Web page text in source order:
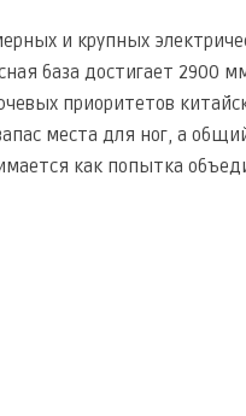
и крупных
база достигает 2900
приоритетов
места для ног, а
как попытка